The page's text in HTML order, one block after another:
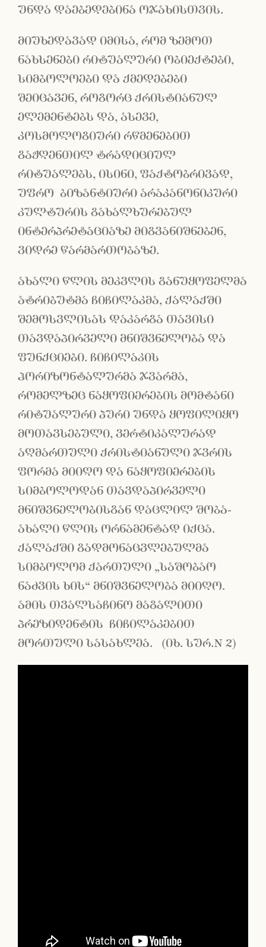
უნდა დაებედებინა ოჯახისთვის.
მიუხედავად იმისა, რომ ზემოთ
ნახსენები რიტუალური ობიექტები,
სიმბოლოები და ქმედებები
შეიცავენ, როგორც ქრისტიანულ
ელემენტებს და, ასევე,
კოსმოლოგიური რწმენებით
გაჟღენთილ ტრადიციულ
რიტუალებს, ისინი, ფაქტობრივად,
უფრო ბიზანტიური არაკანონიკური
კულტურის გახალხურებულ
ინტერპრეტაციაზე მიგვანიშნებენ,
ვიდრე წარმართობაზე.
ახალი წლის მეკვლის განუყოფელმა
ატრიბუტმა ჩიჩილაკმა, ქალაქში
შემოსვლისას დაკარგა თავისი
თავდაპირველი მნიშვნელობა და
ფუნქციები. ჩიჩილაკის
ჰორიზონტალურმა ჯვარმა,
რომელზეც ნაყოფიერების მომტანი
რიტუალური პური უნდა ყოფილიყო
მოთავსებული, ვერტიკალურად
აღმართული ქრისტიანული ჯვრის
ფორმა მიიღო და ნაყოფიერების
სიმბოლოდან თავდაპირველი
მნიშვნელობისგან დაცლილ შობა-
ახალი წლის ორნამენტად იქცა.
ქალაქში გადმონაცვლებულმა
სიმბოლომ ქართული „საშობაო
ნაძვის ხის“ მნიშვნელობა მიიღო.
ამის თვალსაჩინო მაგალითი
პრეზიდენტის ჩიჩილაკებით
მორთული სასახლეა. (იხ. სურ.N 2)